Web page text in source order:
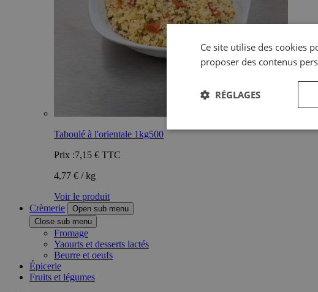
Taboulé à l'orientale 1kg500
Prix :7,15 € TTC
4,77 € / kg
Voir le produit
Crèmerie
Open sub menu
Close sub menu
Fromage
Yaourts et desserts lactés
Beurre et oeufs
Épicerie
Fruits et légumes
Ce site utilise des cookies
proposer des contenus
RÉGLAGES